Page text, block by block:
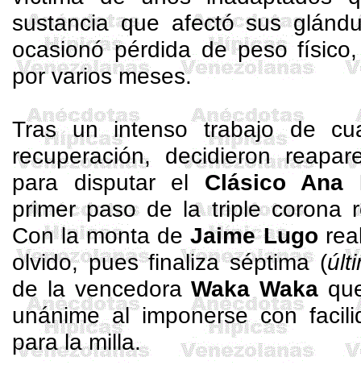
sustancia que afectó sus
ocasionó pérdida de peso
por varios meses.
Tras un intenso trabajo de
recuperación, decidieron
para disputar el Clásico Ana
primer paso de la triple corona
Con la monta deJaime Lugo
olvido, pues finaliza séptima (
de la vencedoraWaka Waka
unánime al imponerse con
para la milla.